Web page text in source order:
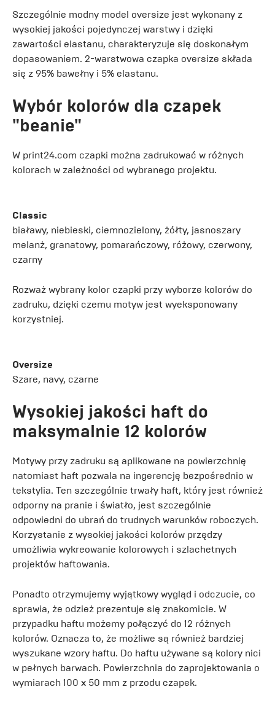
Szczególnie modny model oversize jest wykonany z
wysokiej jakości pojedynczej warstwy i dzięki
zawartości elastanu, charakteryzuje się doskonałym
dopasowaniem. 2-warstwowa czapka oversize składa
się z 95% bawełny i 5% elastanu.
Wybór kolorów dla czapek
"beanie"
W print24.com czapki można zadrukować w różnych
kolorach w zależności od wybranego projektu.
Classic
białawy, niebieski, ciemnozielony, żółty, jasnoszary
melanż, granatowy, pomarańczowy, różowy, czerwony,
czarny
Rozważ wybrany kolor czapki przy wyborze kolorów do
zadruku, dzięki czemu motyw jest wyeksponowany
korzystniej.
Oversize
Szare, navy, czarne
Wysokiej jakości haft do
maksymalnie 12 kolorów
Motywy przy zadruku są aplikowane na powierzchnię
natomiast haft pozwala na ingerencję bezpośrednio w
tekstylia. Ten szczególnie trwały haft, który jest również
odporny na pranie i światło, jest szczególnie
odpowiedni do ubrań do trudnych warunków roboczych.
Korzystanie z wysokiej jakości kolorów przędzy
umożliwia wykreowanie kolorowych i szlachetnych
projektów haftowania.
Ponadto otrzymujemy wyjątkowy wygląd i odczucie, co
sprawia, że ​​odzież prezentuje się znakomicie. W
przypadku haftu możemy połączyć do 12 różnych
kolorów. Oznacza to, że możliwe są również bardziej
wyszukane wzory haftu. Do haftu używane są kolory nici
w pełnych barwach. Powierzchnia do zaprojektowania o
wymiarach 100 x 50 mm z przodu czapek.